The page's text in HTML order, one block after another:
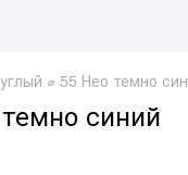
⌀ 55 Нео темно
синий